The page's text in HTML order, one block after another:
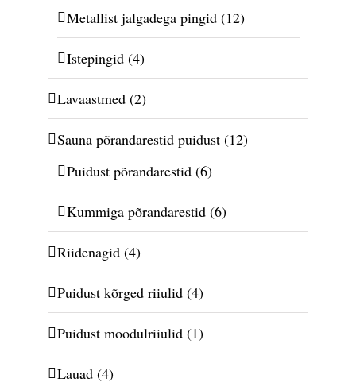
Metallist jalgadega pingid (12)
Istepingid (4)
Lavaastmed (2)
Sauna põrandarestid puidust (12)
Puidust põrandarestid (6)
Kummiga põrandarestid (6)
Riidenagid (4)
Puidust kõrged riiulid (4)
Puidust moodulriiulid (1)
Lauad (4)